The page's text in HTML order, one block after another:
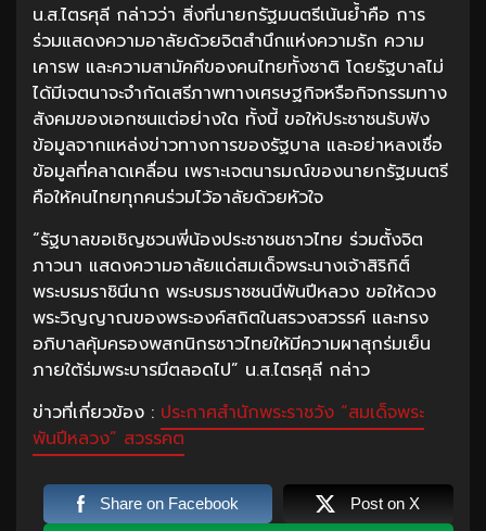
น.ส.ไตรศุลี กล่าวว่า สิ่งที่นายกรัฐมนตรีเน้นย้ำคือ การ
ร่วมแสดงความอาลัยด้วยจิตสำนึกแห่งความรัก ความ
เคารพ และความสามัคคีของคนไทยทั้งชาติ โดยรัฐบาลไม่
ได้มีเจตนาจะจำกัดเสรีภาพทางเศรษฐกิจหรือกิจกรรมทาง
สังคมของเอกชนแต่อย่างใด ทั้งนี้ ขอให้ประชาชนรับฟัง
ข้อมูลจากแหล่งข่าวทางการของรัฐบาล และอย่าหลงเชื่อ
ข้อมูลที่คลาดเคลื่อน เพราะเจตนารมณ์ของนายกรัฐมนตรี
คือให้คนไทยทุกคนร่วมไว้อาลัยด้วยหัวใจ
“รัฐบาลขอเชิญชวนพี่น้องประชาชนชาวไทย ร่วมตั้งจิต
ภาวนา แสดงความอาลัยแด่สมเด็จพระนางเจ้าสิริกิติ์
พระบรมราชินีนาถ พระบรมราชชนนีพันปีหลวง ขอให้ดวง
พระวิญญาณของพระองค์สถิตในสรวงสวรรค์ และทรง
อภิบาลคุ้มครองพสกนิกรชาวไทยให้มีความผาสุกร่มเย็น
ภายใต้ร่มพระบารมีตลอดไป” น.ส.ไตรศุลี กล่าว
ข่าวที่เกี่ยวข้อง : ประกาศสำนักพระราชวัง “สมเด็จพระ
พันปีหลวง” สวรรคต
Share on Facebook Post on X